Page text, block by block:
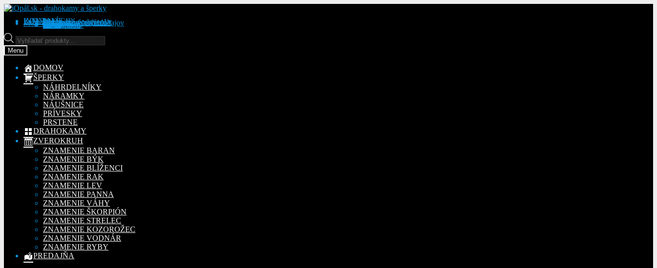
Preskočiť
navigáciu
Preskočiť
obsah
KONTAKT
INFORMÁCIE
Obchodné podmienky
Reklamačný poriadok
Ochrana osobných údajov
MÔJ ÚČETObjednávky
Adresy
Detaily účtu
Na stiahnutie
Products
search
Menu
DOMOV
ŠPERKY
NÁHRDELNÍKY
NÁRAMKY
NÁUŠNICE
PRÍVESKY
PRSTENE
DRAHOKAMY
ZVEROKRUH
ZNAMENIE BARAN
ZNAMENIE BÝK
ZNAMENIE BLÍŽENCI
ZNAMENIE RAK
ZNAMENIE LEV
ZNAMENIE PANNA
ZNAMENIE VÁHY
ZNAMENIE ŠKORPIÓN
ZNAMENIE STRELEC
ZNAMENIE KOZOROŽEC
ZNAMENIE VODNÁR
ZNAMENIE RYBY
PREDAJŇA